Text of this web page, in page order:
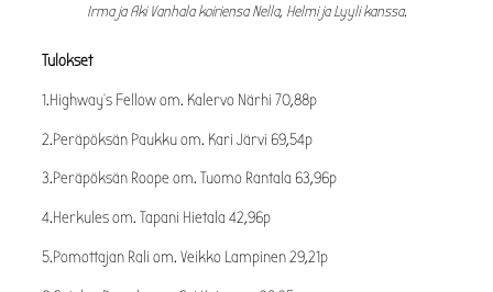
Irma ja Aki Vanhala koiriensa Nella, Helmi ja Lyyli kanssa.
Tulokset
1.Highway’s Fellow om. Kalervo Närhi 70,88p
2.Peräpöksän Paukku om. Kari Järvi 69,54p
3.Peräpöksän Roope om. Tuomo Rantala 63,96p
4.Herkules om. Tapani Hietala 42,96p
5.Pomottajan Rali om. Veikko Lampinen 29,21p